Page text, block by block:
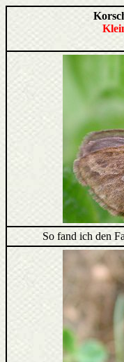
So fand ich den